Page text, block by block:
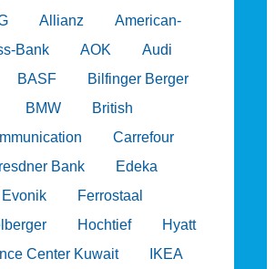
Allianz
American-
Bank
AOK
Audi
BASF
Bilfinger Berger
BMW
British
Carrefour
Bank
Edeka
Evonik
Ferrostaal
Hochtief
Hyatt
Center Kuwait
IKEA